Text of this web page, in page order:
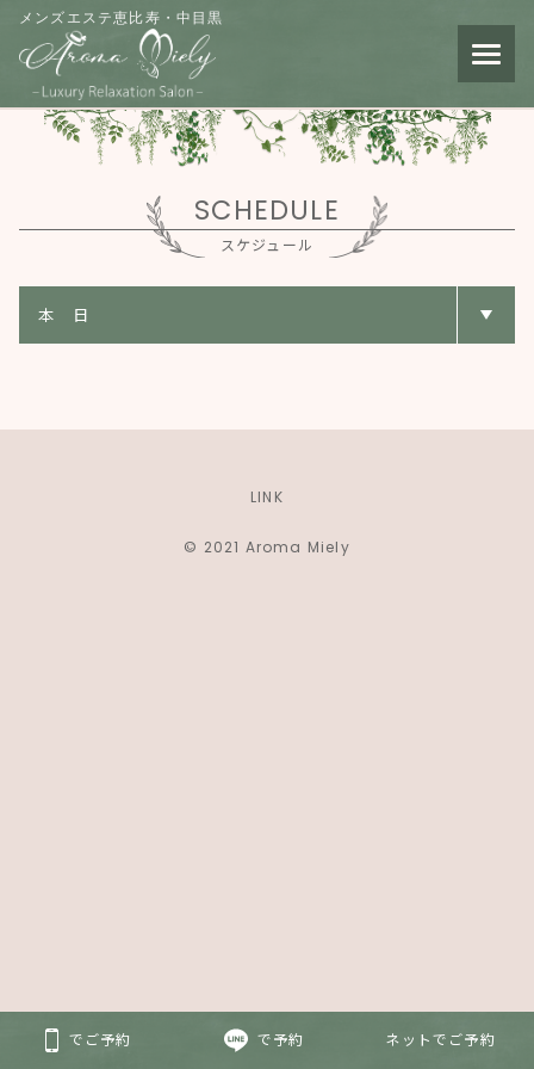
メンズエステ恵比寿・中目黒
SCHEDULE
スケジュール
LINK
© 2021 Aroma Miely
でご予約 で予約 ネットでご予約